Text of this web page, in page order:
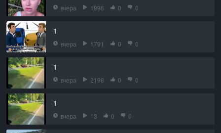
вчера 1996 0 0
1
вчера 1791 0 0
1
вчера 2198 0 0
1
вчера 13 0 0